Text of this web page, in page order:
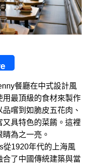
餐廳在中式設計風
最頂級的食材來製作
嚐到如脆皮五花肉、
具特色的菜餚。這裡
為之一亮。
從1920年代的上海風
了中國傳統建築與當